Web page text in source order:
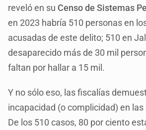
reveló en su Censo de Sistemas
en 2023 habría 510 personas en
acusadas de este delito; 510 en
desaparecido más de 30 mil
faltan por hallar a 15 mil.
Y no sólo eso, las fiscalías
incapacidad (o complicidad) en
De los 510 casos, 80 por ciento